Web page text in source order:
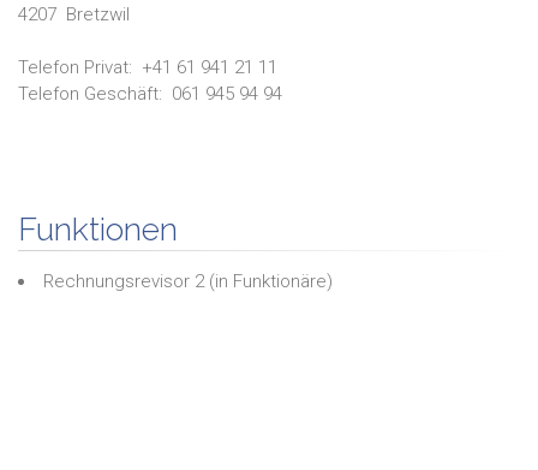
4207 Bretzwil
Telefon Privat: +41 61 941 21 11
Telefon Geschäft: 061 945 94 94
Funktionen
Rechnungsrevisor 2(in Funktionäre)